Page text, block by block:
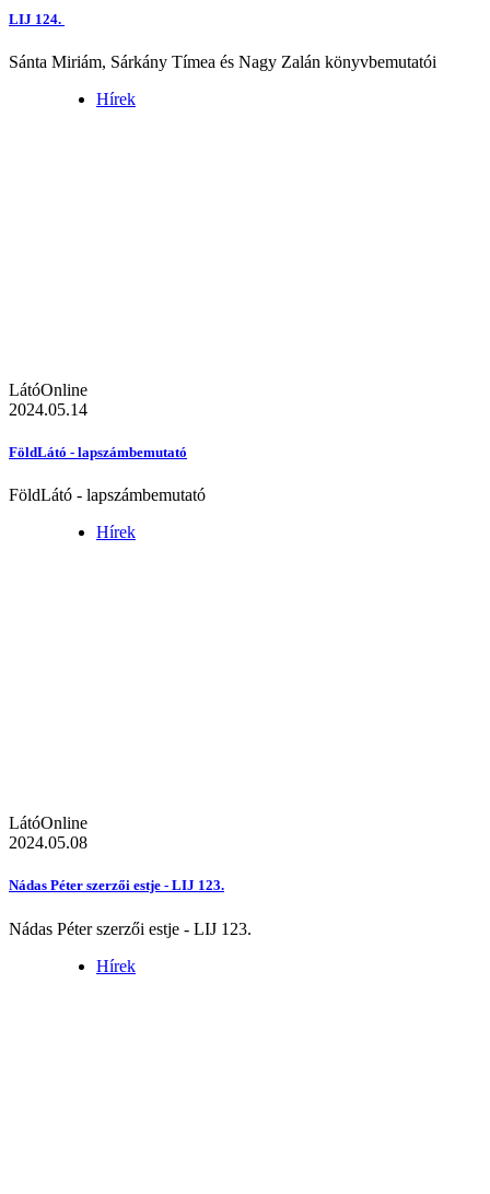
LIJ 124.
Sánta Miriám, Sárkány Tímea és Nagy Zalán könyvbemutatói
Hírek
LátóOnline
2024.05.14
FöldLátó - lapszámbemutató
FöldLátó - lapszámbemutató
Hírek
LátóOnline
2024.05.08
Nádas Péter szerzői estje - LIJ 123.
Nádas Péter szerzői estje - LIJ 123.
Hírek